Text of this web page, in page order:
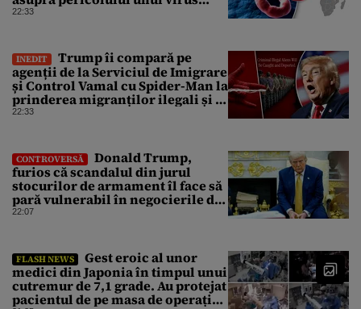
pentru care nu există vaccin
22:33
INEDIT
Trump îi compară pe
agenții de la Serviciul de Imigrare
și Control Vamal cu Spider-Man la
prinderea migranților ilegali și a
infractorilor
22:33
CONTROVERSĂ
Donald Trump,
furios că scandalul din jurul
stocurilor de armament îl face să
pară vulnerabil în negocierile de
pace cu Iranul
22:07
FLASH NEWS
Gest eroic al unor
medici din Japonia în timpul unui
cutremur de 7,1 grade. Au protejat
pacientul de pe masa de operație